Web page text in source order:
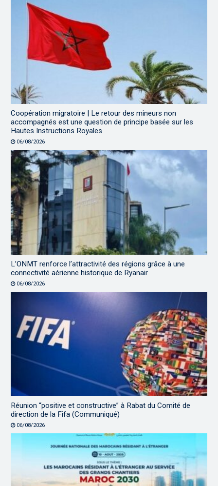
Coopération migratoire | Le retour des mineurs non
accompagnés est une question de principe basée sur les
Hautes Instructions Royales
06/08/2026
L’ONMT renforce l’attractivité des régions grâce à une
connectivité aérienne historique de Ryanair
06/08/2026
Réunion “positive et constructive” à Rabat du Comité de
direction de la Fifa (Communiqué)
06/08/2026